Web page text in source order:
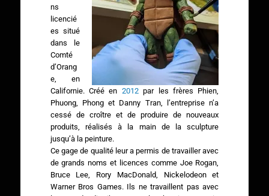
ns
licencié
es situé
dans le
Comté
d’Orang
e, en
Californie. Créé en 2012par les frères Phien,
Phuong, Phong et Danny Tran, l’entreprise n’a
cessé de croître et de produire de nouveaux
produits, réalisés à la main de la sculpture
jusqu’à la peinture.
Ce gage de qualité leur a permis de travailler avec
de grands noms et licences comme Joe Rogan,
Bruce Lee, Rory MacDonald, Nickelodeon et
Warner Bros Games. Ils ne travaillent pas avec